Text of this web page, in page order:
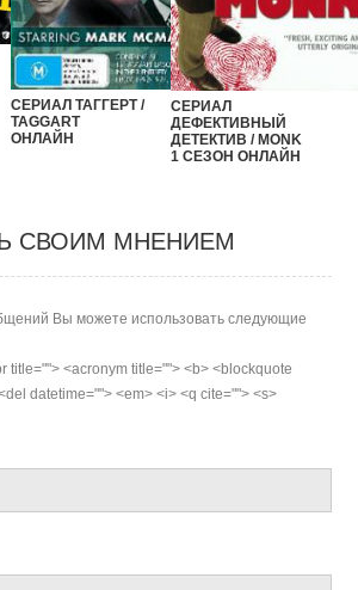
СЕРИАЛ ТАГГЕРТ /
TAGGART
ОНЛАЙН
СЕРИАЛ
ДЕФЕКТИВНЫЙ
ДЕТЕКТИВ / MONK
1 СЕЗОН ОНЛАЙН
СВОИМ МНЕНИЕМ
Вы можете использовать следующие
title=""> <acronym title=""> <b> <blockquote
datetime=""> <em> <i> <q cite=""> <s>